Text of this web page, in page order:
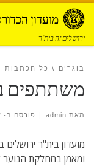
מועדון
ירושלים זה בית"ר
בוגרים כל הכתבות
משתתפים
מאת admin
| פורסם ב-
מועדון בית"ר
ומאמן במחלקת הנוער